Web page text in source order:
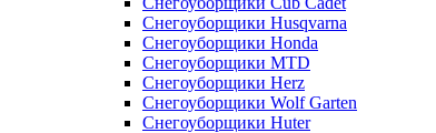
Снегоуборщики Husqvarna
Снегоуборщики Honda
Снегоуборщики MTD
Снегоуборщики Herz
Снегоуборщики Wolf Garten
Снегоуборщики Huter